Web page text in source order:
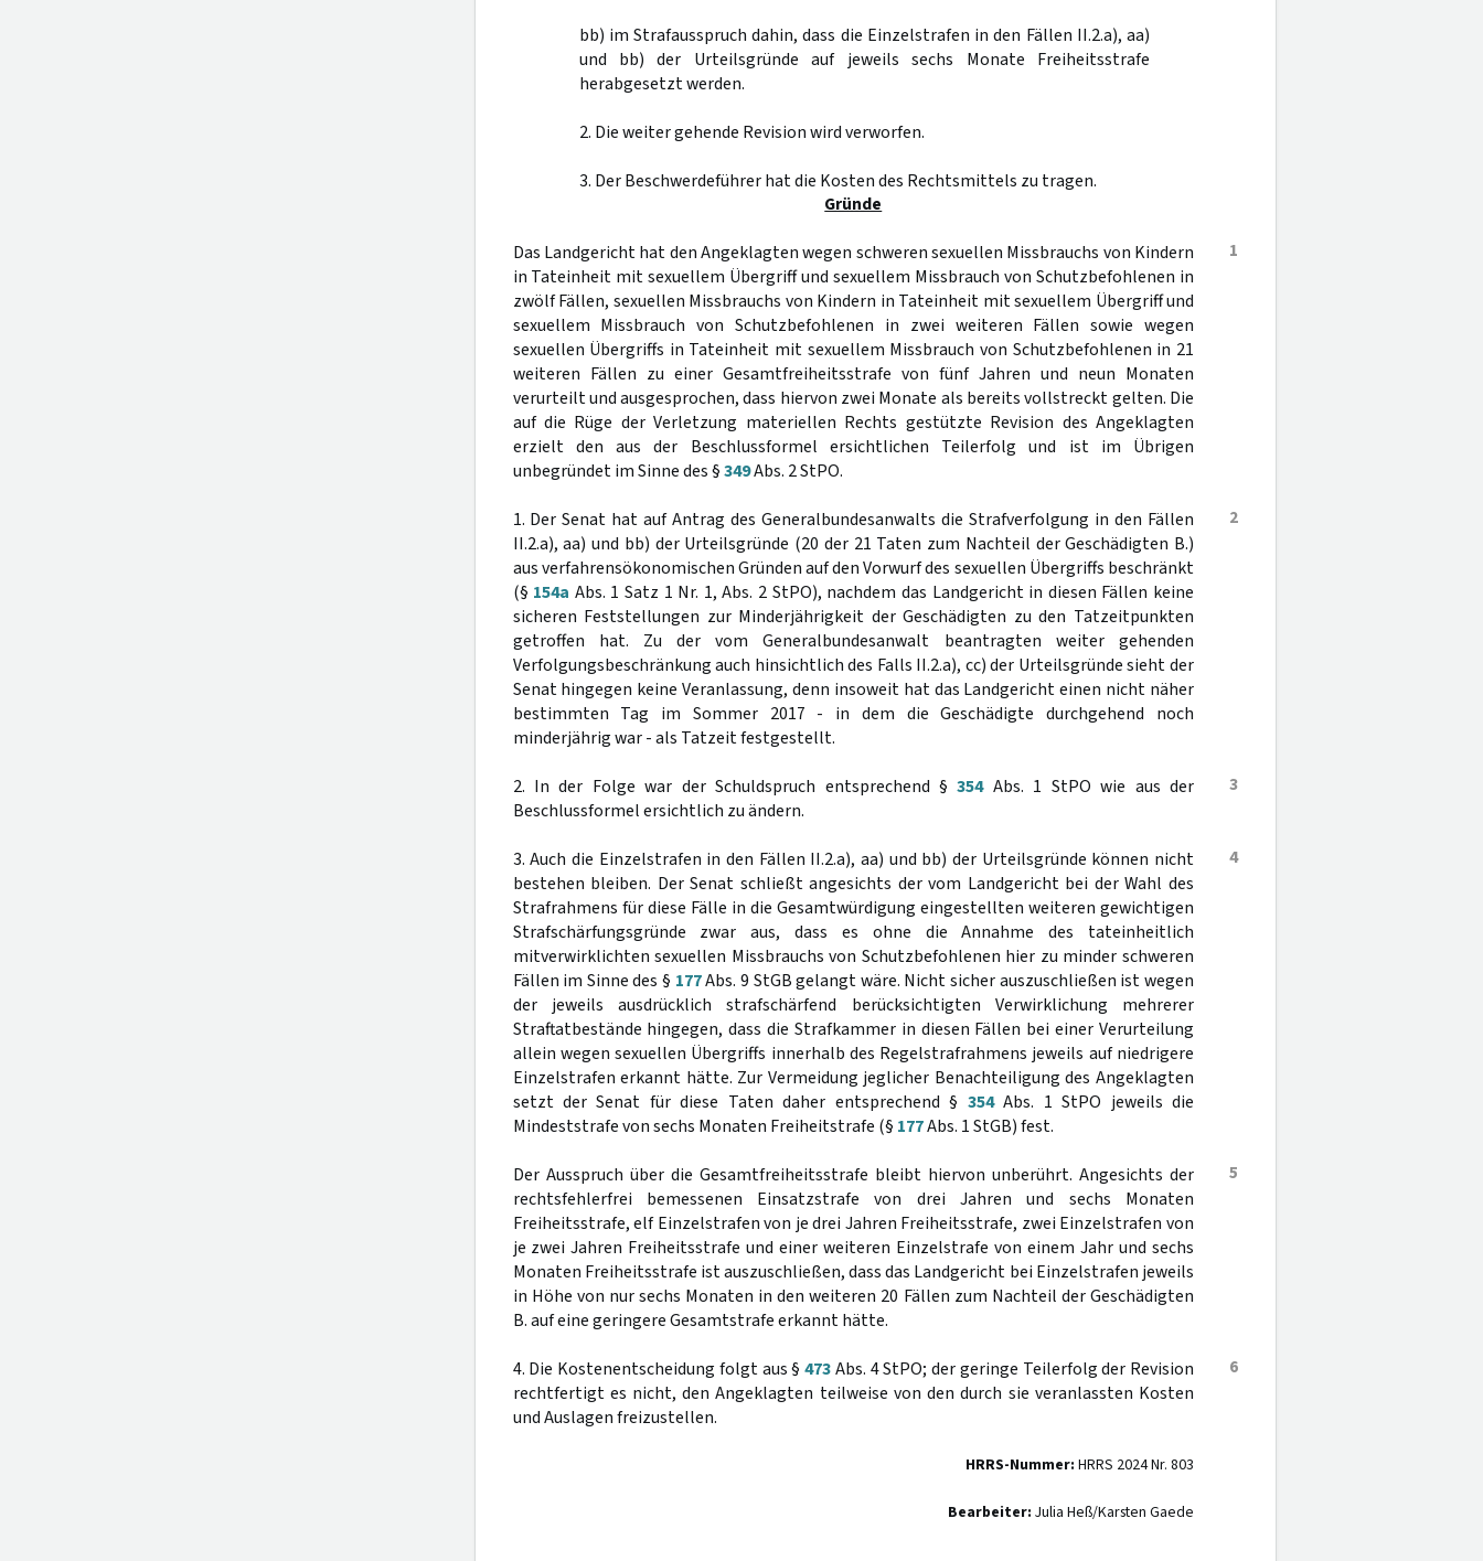
bb) im Strafausspruch dahin, dass die Einzelstrafen in den Fällen II.2.a), aa)
und bb) der Urteilsgründe auf jeweils sechs Monate Freiheitsstrafe
herabgesetzt werden.
2. Die weiter gehende Revision wird verworfen.
3. Der Beschwerdeführer hat die Kosten des Rechtsmittels zu tragen.
Gründe
1
Das Landgericht hat den Angeklagten wegen schweren sexuellen Missbrauchs von Kindern
in Tateinheit mit sexuellem Übergriff und sexuellem Missbrauch von Schutzbefohlenen in
zwölf Fällen, sexuellen Missbrauchs von Kindern in Tateinheit mit sexuellem Übergriff und
sexuellem Missbrauch von Schutzbefohlenen in zwei weiteren Fällen sowie wegen
sexuellen Übergriffs in Tateinheit mit sexuellem Missbrauch von Schutzbefohlenen in 21
weiteren Fällen zu einer Gesamtfreiheitsstrafe von fünf Jahren und neun Monaten
verurteilt und ausgesprochen, dass hiervon zwei Monate als bereits vollstreckt gelten. Die
auf die Rüge der Verletzung materiellen Rechts gestützte Revision des Angeklagten
erzielt den aus der Beschlussformel ersichtlichen Teilerfolg und ist im Übrigen
unbegründet im Sinne des §349Abs. 2 StPO.
2
1. Der Senat hat auf Antrag des Generalbundesanwalts die Strafverfolgung in den Fällen
II.2.a), aa) und bb) der Urteilsgründe (20 der 21 Taten zum Nachteil der Geschädigten B.)
aus verfahrensökonomischen Gründen auf den Vorwurf des sexuellen Übergriffs beschränkt
(§ 154a Abs. 1 Satz 1 Nr. 1, Abs. 2 StPO), nachdem das Landgericht in diesen Fällen keine
sicheren Feststellungen zur Minderjährigkeit der Geschädigten zu den Tatzeitpunkten
getroffen hat. Zu der vom Generalbundesanwalt beantragten weiter gehenden
Verfolgungsbeschränkung auch hinsichtlich des Falls II.2.a), cc) der Urteilsgründe sieht der
Senat hingegen keine Veranlassung, denn insoweit hat das Landgericht einen nicht näher
bestimmten Tag im Sommer 2017 - in dem die Geschädigte durchgehend noch
minderjährig war - als Tatzeit festgestellt.
3
2. In der Folge war der Schuldspruch entsprechend §354Abs. 1 StPO wie aus der
Beschlussformel ersichtlich zu ändern.
4
3. Auch die Einzelstrafen in den Fällen II.2.a), aa) und bb) der Urteilsgründe können nicht
bestehen bleiben. Der Senat schließt angesichts der vom Landgericht bei der Wahl des
Strafrahmens für diese Fälle in die Gesamtwürdigung eingestellten weiteren gewichtigen
Strafschärfungsgründe zwar aus, dass es ohne die Annahme des tateinheitlich
mitverwirklichten sexuellen Missbrauchs von Schutzbefohlenen hier zu minder schweren
Fällen im Sinne des § 177Abs. 9 StGB gelangt wäre. Nicht sicher auszuschließen ist wegen
der jeweils ausdrücklich strafschärfend berücksichtigten Verwirklichung mehrerer
Straftatbestände hingegen, dass die Strafkammer in diesen Fällen bei einer Verurteilung
allein wegen sexuellen Übergriffs innerhalb des Regelstrafrahmens jeweils auf niedrigere
Einzelstrafen erkannt hätte. Zur Vermeidung jeglicher Benachteiligung des Angeklagten
setzt der Senat für diese Taten daher entsprechend § 354Abs. 1 StPO jeweils die
Mindeststrafe von sechs Monaten Freiheitstrafe (§ 177Abs. 1 StGB) fest.
5
Der Ausspruch über die Gesamtfreiheitsstrafe bleibt hiervon unberührt. Angesichts der
rechtsfehlerfrei bemessenen Einsatzstrafe von drei Jahren und sechs Monaten
Freiheitsstrafe, elf Einzelstrafen von je drei Jahren Freiheitsstrafe, zwei Einzelstrafen von
je zwei Jahren Freiheitsstrafe und einer weiteren Einzelstrafe von einem Jahr und sechs
Monaten Freiheitsstrafe ist auszuschließen, dass das Landgericht bei Einzelstrafen jeweils
in Höhe von nur sechs Monaten in den weiteren 20 Fällen zum Nachteil der Geschädigten
B. auf eine geringere Gesamtstrafe erkannt hätte.
6
4. Die Kostenentscheidung folgt aus § 473Abs. 4 StPO; der geringe Teilerfolg der Revision
rechtfertigt es nicht, den Angeklagten teilweise von den durch sie veranlassten Kosten
und Auslagen freizustellen.
HRRS-Nummer: HRRS 2024 Nr. 803
Bearbeiter: Julia Heß/Karsten Gaede